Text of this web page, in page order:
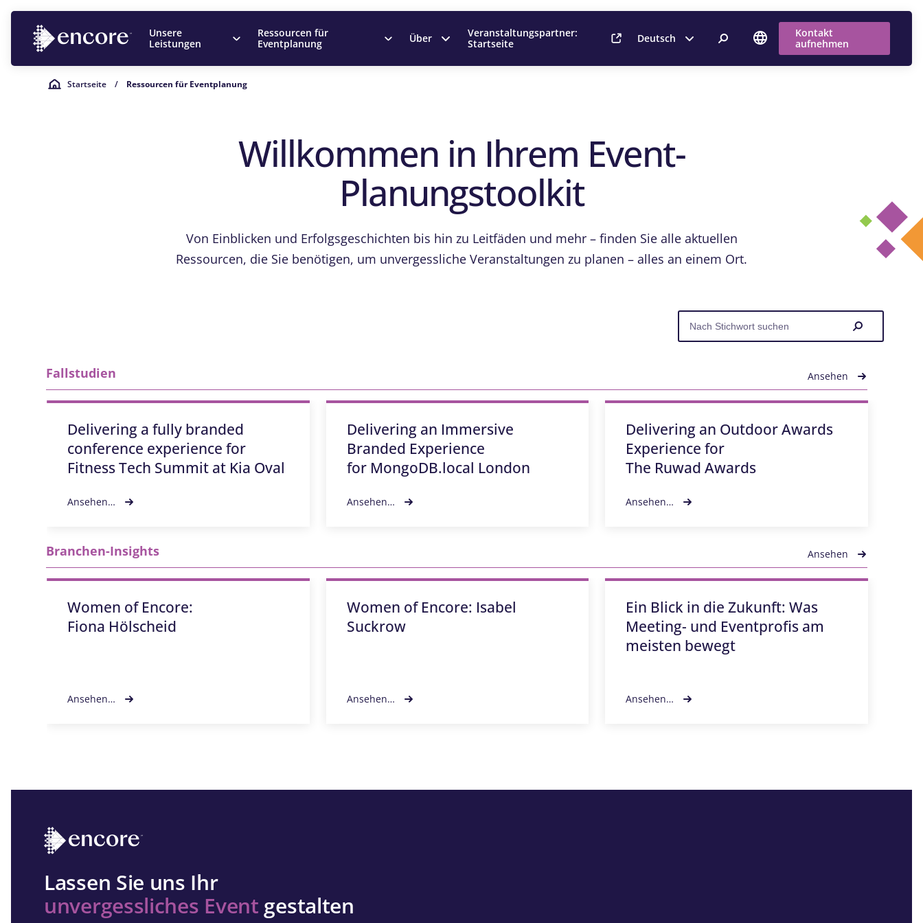
Unsere
Leistungen
Ressourcen für
Eventplanung
Über
Veranstaltungspartner:
Startseite
Deutsch
Kontakt
aufnehmen
Startseite / Ressourcen für Eventplanung
Willkommen in Ihrem Event-
Planungstoolkit
Von Einblicken und Erfolgsgeschichten bis hin zu Leitfäden und mehr – finden Sie alle aktuellen
Ressourcen, die Sie benötigen, um unvergessliche Veranstaltungen zu planen – alles an einem Ort.
Fallstudien Ansehen
Delivering a fully branded
conference experience for
Fitness Tech Summit at Kia Oval
Ansehen…
Delivering an Immersive
Branded Experience
for MongoDB.local London
Ansehen…
Delivering an Outdoor Awards
Experience for
The Ruwad Awards
Ansehen…
Branchen-Insights Ansehen
Women of Encore:
Fiona Hölscheid
Ansehen…
Women of Encore: Isabel
Suckrow
Ansehen…
Ein Blick in die Zukunft: Was
Meeting- und Eventprofis am
meisten bewegt
Ansehen…
Lassen Sie uns Ihr
unvergessliches Event gestalten